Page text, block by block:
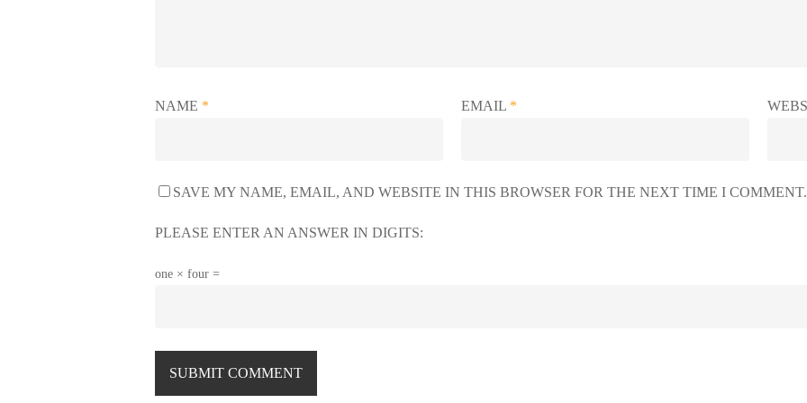
NAME * EMAIL *
SAVE MY NAME, EMAIL, AND WEBSITE IN THIS BROWSER FOR THE NEXT TIME I COMMENT.
PLEASE ENTER AN ANSWER IN DIGITS:
one × four =